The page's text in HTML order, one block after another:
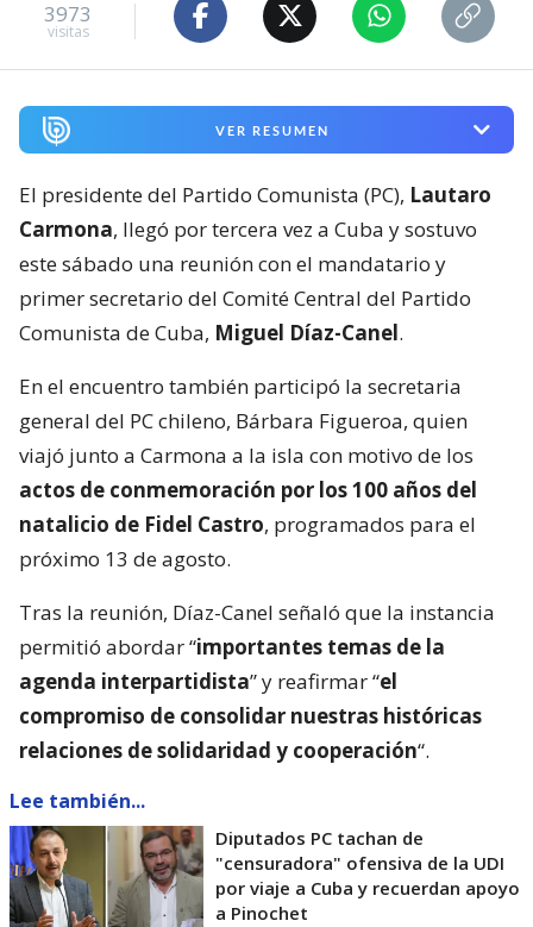
3973
visitas
VER RESUMEN
El presidente del Partido Comunista (PC), Lautaro
Carmona, llegó por tercera vez a Cuba y sostuvo
este sábado una reunión con el mandatario y
primer secretario del Comité Central del Partido
Comunista de Cuba, Miguel Díaz-Canel.
En el encuentro también participó la secretaria
general del PC chileno, Bárbara Figueroa, quien
viajó junto a Carmona a la isla con motivo de los
actos de conmemoración por los 100 años del
natalicio de Fidel Castro, programados para el
próximo 13 de agosto.
Tras la reunión, Díaz-Canel señaló que la instancia
permitió abordar “importantes temas de la
agenda interpartidista” y reafirmar “el
compromiso de consolidar nuestras históricas
relaciones de solidaridad y cooperación“.
Lee también...
Diputados PC tachan de
"censuradora" ofensiva de la UDI
por viaje a Cuba y recuerdan apoyo
a Pinochet